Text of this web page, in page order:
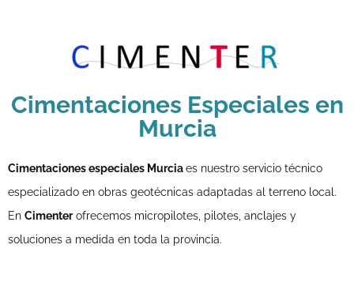
Cimentaciones Especiales en
Murcia
Cimentaciones especiales Murciaes nuestro servicio técnico
especializado en obras geotécnicas adaptadas al terreno local.
En Cimenterofrecemos micropilotes, pilotes, anclajes y
soluciones a medida en toda la provincia.